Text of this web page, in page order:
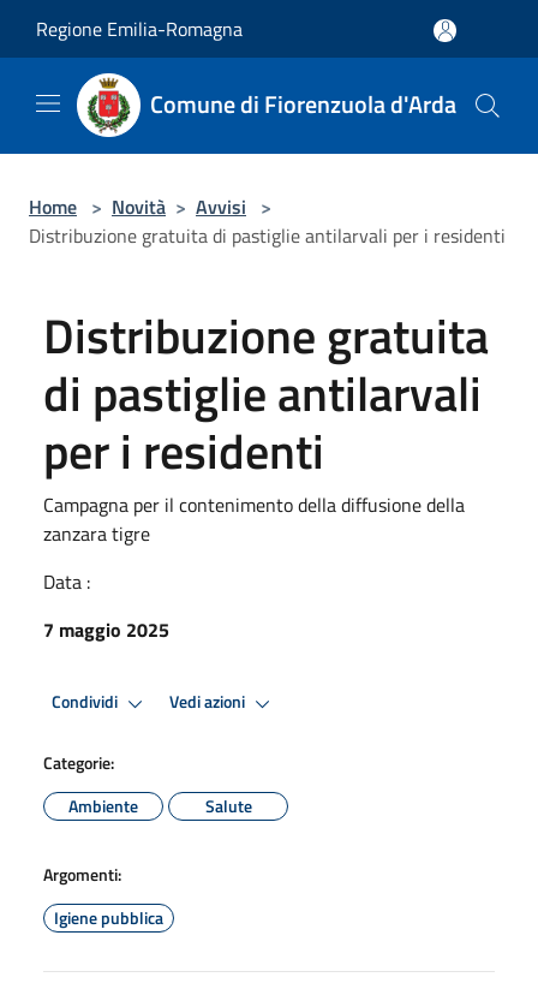
Regione Emilia-Romagna
Comune di Fiorenzuola d'Arda
Home > Novità > Avvisi >
Distribuzione gratuita di pastiglie antilarvali per i residenti
Distribuzione gratuita
di pastiglie antilarvali
per i residenti
Campagna per il contenimento della diffusione della
zanzara tigre
Data :
7 maggio 2025
Condividi Vedi azioni
Categorie:
Ambiente
Salute
Argomenti:
Igiene pubblica